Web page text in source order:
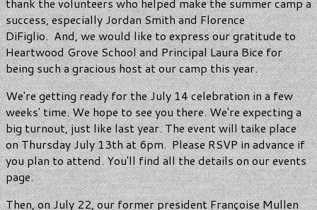
thank the volunteers who helped make the summer camp a
success, especially Jordan Smith and Florence
DiFiglio. And, we would like to express our gratitude to
Heartwood Grove School and Principal Laura Bice for
being such a gracious host at our camp this year.
We're getting ready for the July 14 celebration in a few
weeks' time. We hope to see you there. We're expecting a
big turnout, just like last year. The event will taike place
on Thursday July 13th at 6pm. Please RSVP in advance if
you plan to attend. You'll find all the details on our events
page.
Then, on July 22, our former president Françoise Mullen